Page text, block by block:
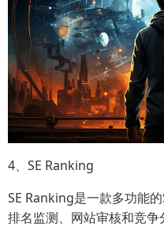
4、SE Ranking
SE Ranking是一款多功能的
排名监测、网站审核和竞